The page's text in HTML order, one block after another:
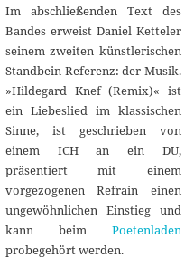
Im abschließenden Text des
Bandes erweist Daniel Ketteler
seinem zweiten künstlerischen
Standbein Referenz: der Musik.
»Hildegard Knef (Remix)« ist
ein Liebeslied im klassischen
Sinne, ist geschrieben von
einem ICH an ein DU,
präsentiert mit einem
vorgezogenen Refrain einen
ungewöhnlichen Einstieg und
kann beim Poetenladen
probegehört werden.